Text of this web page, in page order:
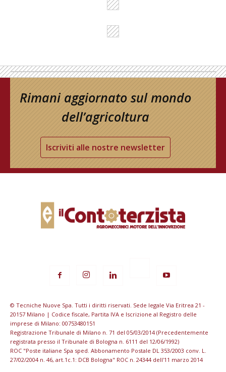
Rimani aggiornato sul mondo
dell’agricoltura
Iscriviti alle nostre newsletter
© Tecniche Nuove Spa. Tutti i diritti riservati. Sede legale Via Eritrea 21 -
20157 Milano | Codice fiscale, Partita IVA e Iscrizione al Registro delle
imprese di Milano: 00753480151
Registrazione Tribunale di Milano n. 71 del 05/03/2014 (Precedentemente
registrata presso il Tribunale di Bologna n. 6111 del 12/06/1992)
ROC "Poste italiane Spa sped. Abbonamento Postale DL 353/2003 conv. L.
27/02/2004 n. 46, art.1c.1: DCB Bologna" ROC n. 24344 dell'11 marzo 2014